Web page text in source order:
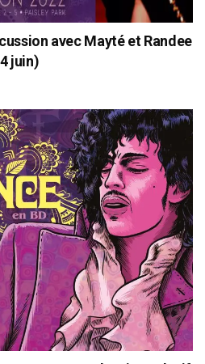
avec Mayté et Randee
juin)